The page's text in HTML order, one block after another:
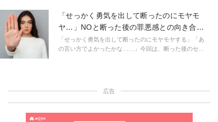
と。
「せっかく勇気を出して断ったのにモヤモ
ヤ…」NOと断った後の罪悪感との向き合い
方｜心理士が教える
「せっかく勇気を出して断ったのにモヤモヤする」「あ
の言い方でよかったかな……」今回は、断った後のセル
広告